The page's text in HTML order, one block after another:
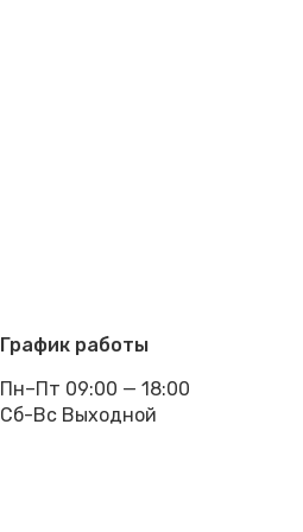
График работы
Пн–Пт 09:00 — 18:00
Сб-Вс Выходной